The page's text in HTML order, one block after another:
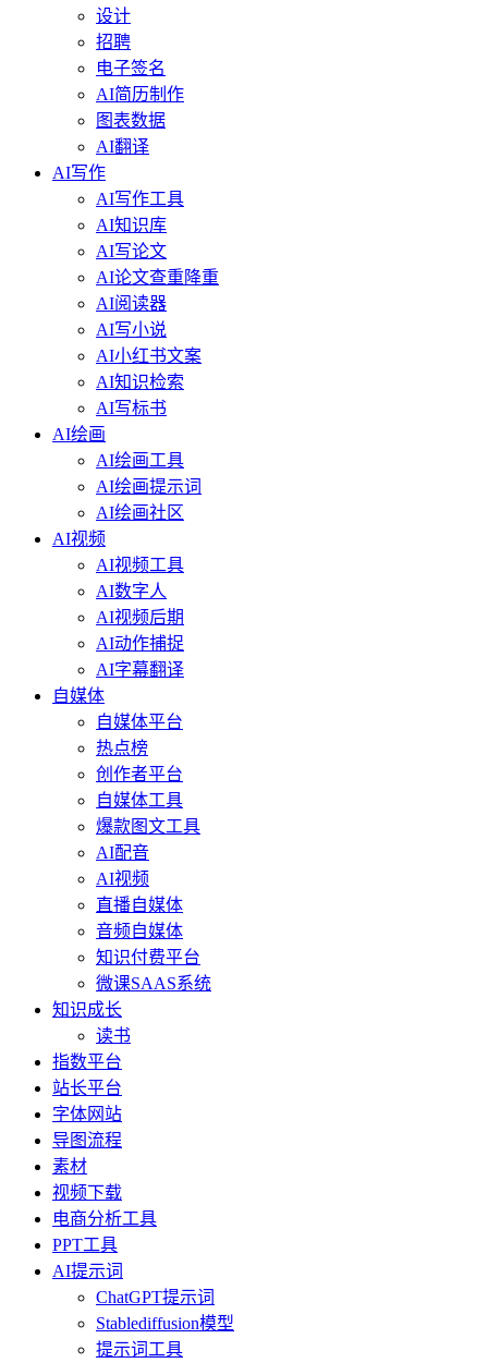
设计
招聘
电子签名
AI简历制作
图表数据
AI翻译
AI写作
AI写作工具
AI知识库
AI写论文
AI论文查重降重
AI阅读器
AI写小说
AI小红书文案
AI知识检索
AI写标书
AI绘画
AI绘画工具
AI绘画提示词
AI绘画社区
AI视频
AI视频工具
AI数字人
AI视频后期
AI动作捕捉
AI字幕翻译
自媒体
自媒体平台
热点榜
创作者平台
自媒体工具
爆款图文工具
AI配音
AI视频
直播自媒体
音频自媒体
知识付费平台
微课SAAS系统
知识成长
读书
指数平台
站长平台
字体网站
导图流程
素材
视频下载
电商分析工具
PPT工具
AI提示词
ChatGPT提示词
Stablediffusion模型
提示词工具